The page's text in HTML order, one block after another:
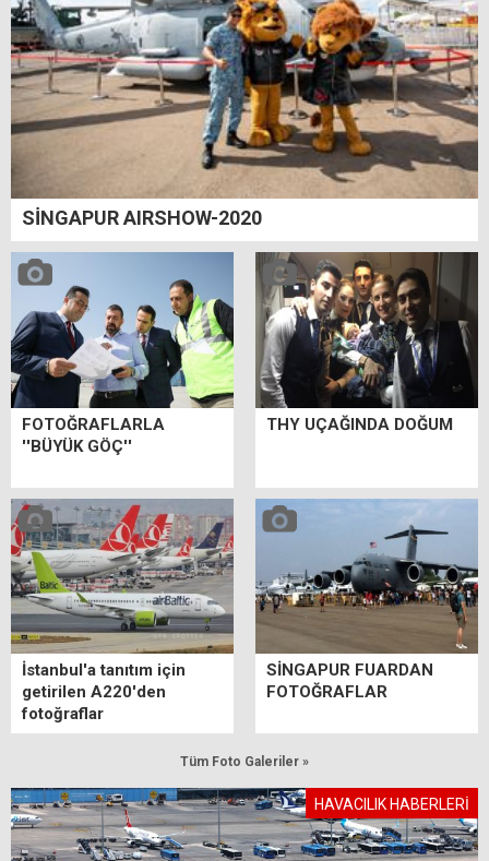
SİNGAPUR AIRSHOW-2020
FOTOĞRAFLARLA
''BÜYÜK GÖÇ''
THY UÇAĞINDA DOĞUM
İstanbul'a tanıtım için
getirilen A220'den
fotoğraflar
SİNGAPUR FUARDAN
FOTOĞRAFLAR
Tüm Foto Galeriler »
HAVACILIK HABERLERİ